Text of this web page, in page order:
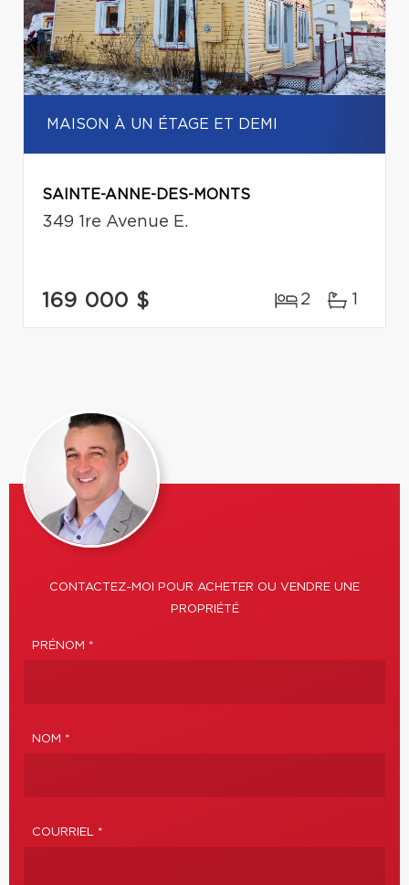
MAISON À UN ÉTAGE ET DEMI
SAINTE-ANNE-DES-MONTS
349 1re Avenue E.
169 000 $ 2 1
CONTACTEZ-MOI POUR ACHETER OU VENDRE UNE
PROPRIÉTÉ
PRÉNOM *
NOM *
COURRIEL *